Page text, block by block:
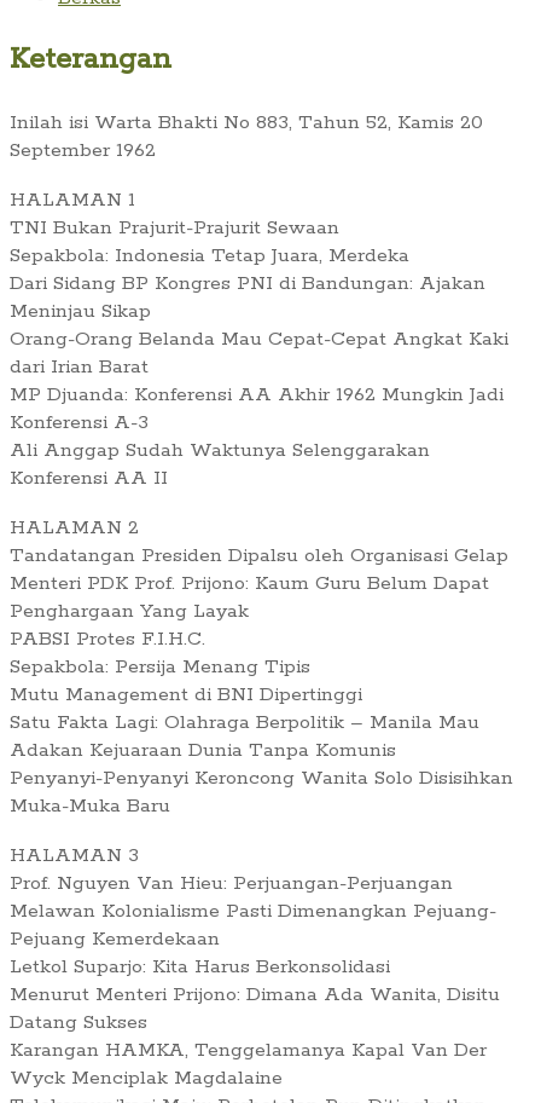
Keterangan
Inilah isi Warta Bhakti No 883, Tahun 52, Kamis 20
September 1962
HALAMAN 1
TNI Bukan Prajurit-Prajurit Sewaan
Sepakbola: Indonesia Tetap Juara, Merdeka
Dari Sidang BP Kongres PNI di Bandungan: Ajakan
Meninjau Sikap
Orang-Orang Belanda Mau Cepat-Cepat Angkat Kaki
dari Irian Barat
MP Djuanda: Konferensi AA Akhir 1962 Mungkin Jadi
Konferensi A-3
Ali Anggap Sudah Waktunya Selenggarakan
Konferensi AA II
HALAMAN 2
Tandatangan Presiden Dipalsu oleh Organisasi Gelap
Menteri PDK Prof. Prijono: Kaum Guru Belum Dapat
Penghargaan Yang Layak
PABSI Protes F.I.H.C.
Sepakbola: Persija Menang Tipis
Mutu Management di BNI Dipertinggi
Satu Fakta Lagi: Olahraga Berpolitik – Manila Mau
Adakan Kejuaraan Dunia Tanpa Komunis
Penyanyi-Penyanyi Keroncong Wanita Solo Disisihkan
Muka-Muka Baru
HALAMAN 3
Prof. Nguyen Van Hieu: Perjuangan-Perjuangan
Melawan Kolonialisme Pasti Dimenangkan Pejuang-
Pejuang Kemerdekaan
Letkol Suparjo: Kita Harus Berkonsolidasi
Menurut Menteri Prijono: Dimana Ada Wanita, Disitu
Datang Sukses
Karangan HAMKA, Tenggelamanya Kapal Van Der
Wyck Menciplak Magdalaine